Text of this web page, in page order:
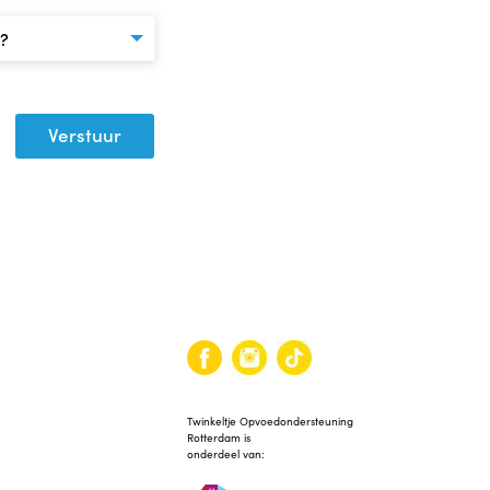
Twinkeltje Opvoedondersteuning
Rotterdam is
onderdeel van: